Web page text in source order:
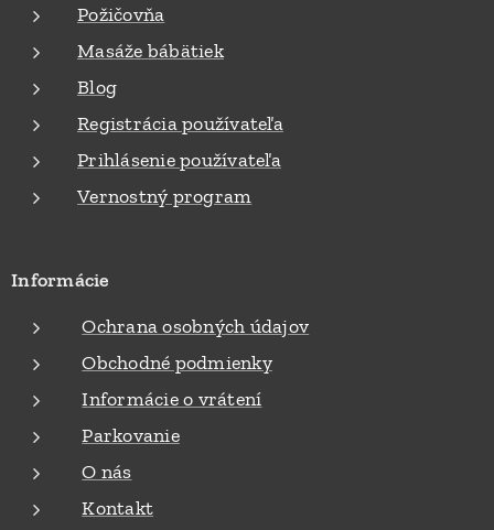
Požičovňa
Masáže bábätiek
Blog
Registrácia používateľa
Prihlásenie používateľa
Vernostný program
Informácie
Ochrana osobných údajov
Obchodné podmienky
Informácie o vrátení
Parkovanie
O nás
Kontakt